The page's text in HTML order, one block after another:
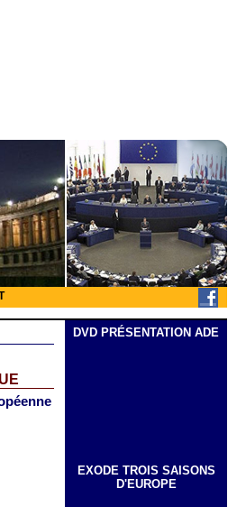
DVD PRÉSENTATION ADE
EXODE TROIS SAISONS
D'EUROPE